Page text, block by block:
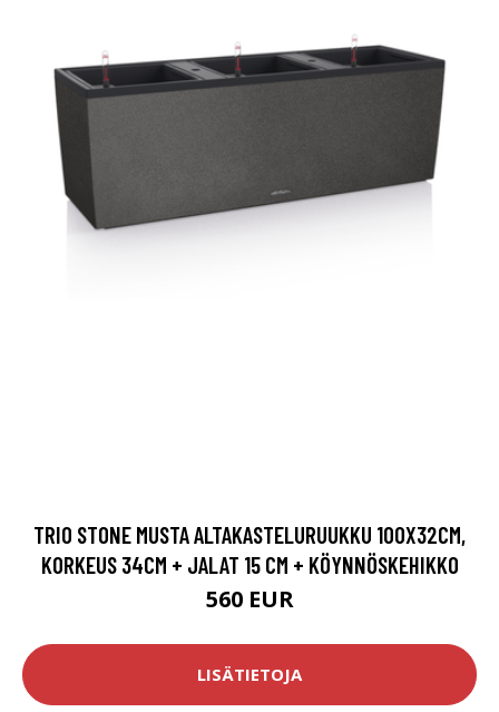
TRIO STONE MUSTA ALTAKASTELURUUKKU 100X32CM,
KORKEUS 34CM + JALAT 15 CM + KÖYNNÖSKEHIKKO
560 EUR
LISÄTIETOJA